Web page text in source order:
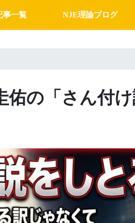
事一覧 NJE理論ブログ
佑の「さん付